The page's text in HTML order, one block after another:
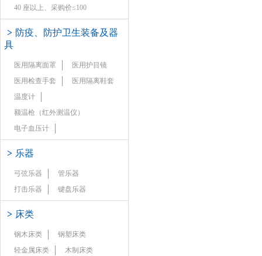
40 座以上、采购价≤100
> 防疫、防护卫生装备及器
具
医用隔离面罩
医用护目镜
医用检查手套
医用隔离鞋套
温度计
额温枪（红外测温仪）
电子血压计
> 乐器
弓弦乐器
管乐器
打击乐器
键盘乐器
> 床类
钢木床类
钢塑床类
轻金属床类
木制床类